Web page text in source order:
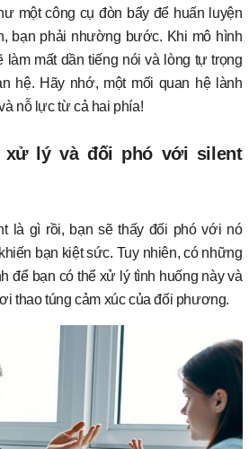
một công cụ đòn bẩy để huấn luyện
bạn phải nhường bước. Khi mô hình
làm mất dần tiếng nói và lòng tự trọng
hệ. Hãy nhớ, một mối quan hệ lành
nỗ lực từ cả hai phía!
xử lý và đối phó với silent
là gì rồi, bạn sẽ thấy đối phó với nó
bạn kiệt sức. Tuy nhiên, có những
để bạn có thể xử lý tình huống này và
thao túng cảm xúc của đối phương.